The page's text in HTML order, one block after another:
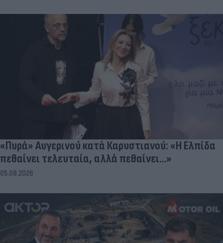
«Πυρά» Αυγερινού κατά Καρυστιανού: «Η Ελπίδα
πεθαίνει τελευταία, αλλά πεθαίνει...»
05.08.2026